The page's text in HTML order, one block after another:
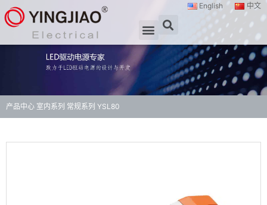
English 中文
产品中心 室内系列 常规系列 YSL80